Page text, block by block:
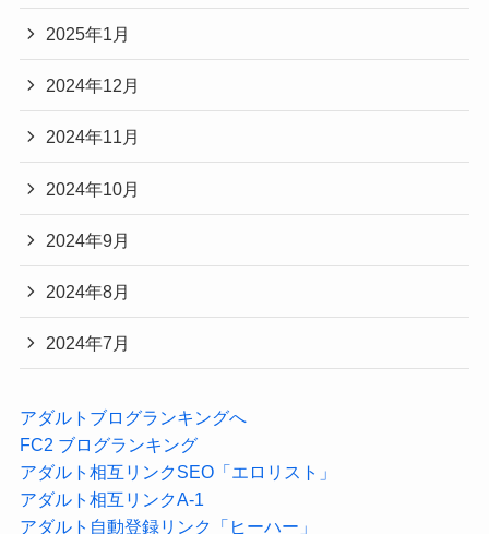
2025年1月
2024年12月
2024年11月
2024年10月
2024年9月
2024年8月
2024年7月
アダルトブログランキングへ
FC2 ブログランキング
アダルト相互リンクSEO「エロリスト」
アダルト相互リンクA-1
アダルト自動登録リンク「ヒーハー」